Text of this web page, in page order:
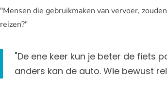
"Mensen die gebruikmaken van vervoer,
reizen?"
"De ene keer kun je beter de fiets
anders kan de auto. Wie bewust